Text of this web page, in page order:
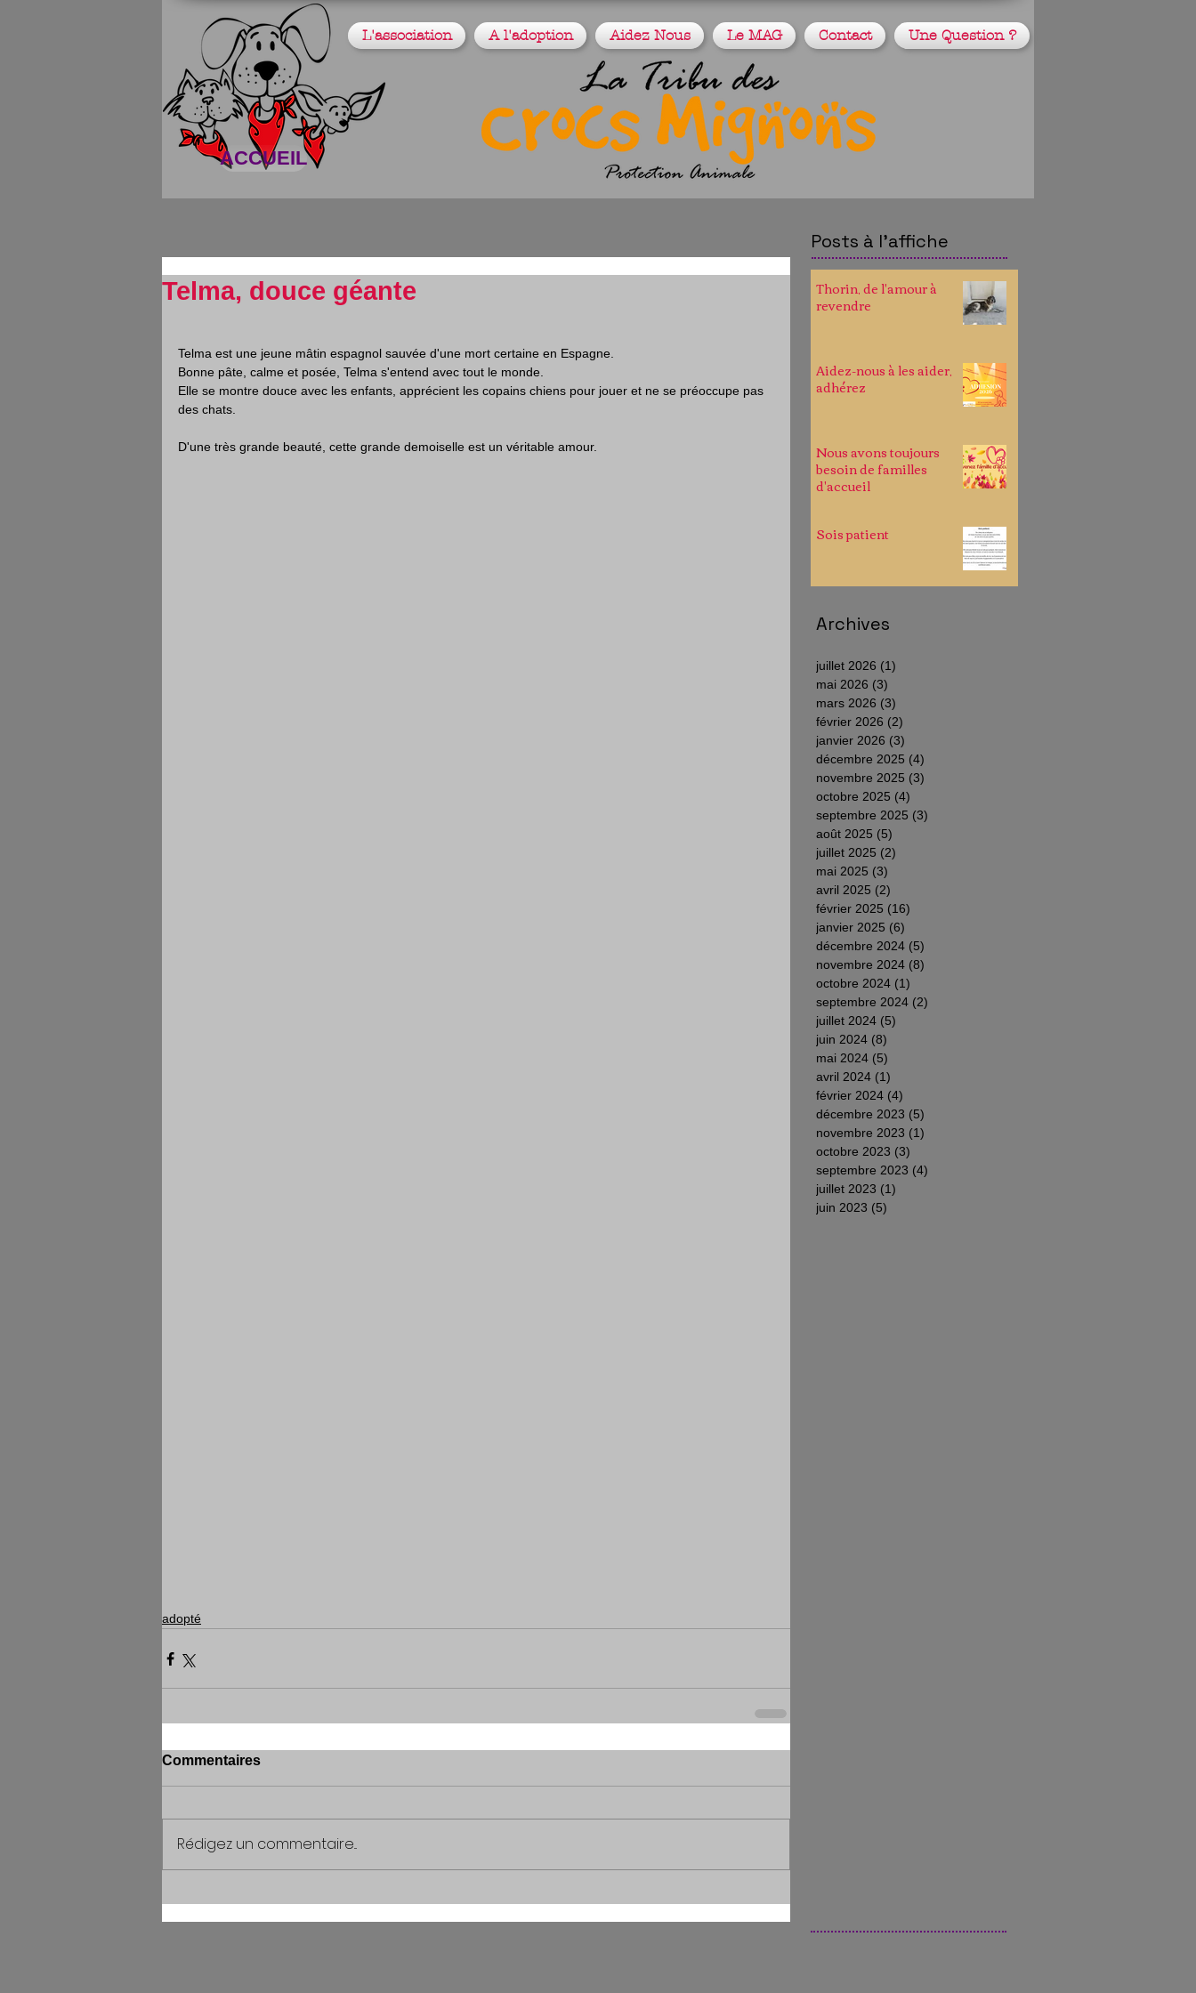
L'association A l'adoption Aidez Nous Le MAG Contact Une Question ?
ACCUEIL
Posts à l'affiche
Telma, douce géante
Telma est une jeune mâtin espagnol sauvée d'une mort certaine en Espagne.
Bonne pâte, calme et posée, Telma s'entend avec tout le monde.
Elle se montre douce avec les enfants, apprécient les copains chiens pour jouer et ne se préoccupe pas
des chats.
D'une très grande beauté, cette grande demoiselle est un véritable amour.
adopté
Commentaires
Rédigez un commentaire...
Thorin, de l'amour à
revendre
Aidez-nous à les aider,
adhérez
Nous avons toujours
besoin de familles
d'accueil
Sois patient
Archives
juillet 2026 (1)
mai 2026 (3)
mars 2026 (3)
février 2026 (2)
janvier 2026 (3)
décembre 2025 (4)
novembre 2025 (3)
octobre 2025 (4)
septembre 2025 (3)
août 2025 (5)
juillet 2025 (2)
mai 2025 (3)
avril 2025 (2)
février 2025 (16)
janvier 2025 (6)
décembre 2024 (5)
novembre 2024 (8)
octobre 2024 (1)
septembre 2024 (2)
juillet 2024 (5)
juin 2024 (8)
mai 2024 (5)
avril 2024 (1)
février 2024 (4)
décembre 2023 (5)
novembre 2023 (1)
octobre 2023 (3)
septembre 2023 (4)
juillet 2023 (1)
juin 2023 (5)